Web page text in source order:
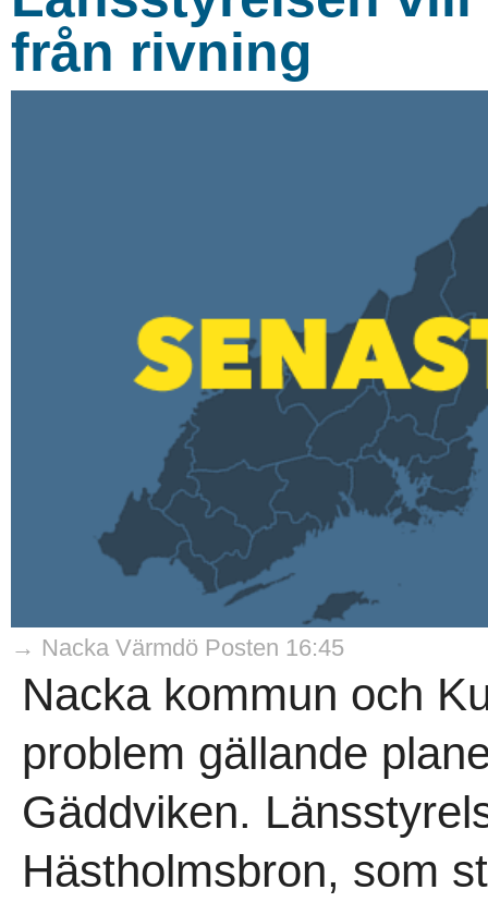
från rivning
→ Nacka Värmdö Posten 16:45
Nacka kommun och
problem gällande
Gäddviken.
Hästholmsbron, som